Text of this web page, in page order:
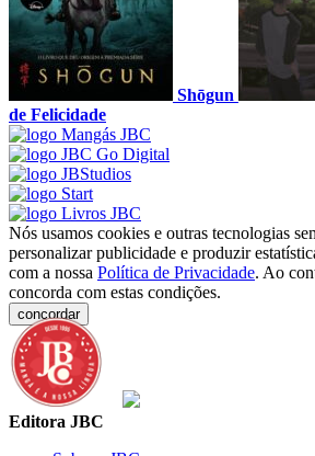
Shōgun
de Felicidade
Nós usamos cookies e outras tecnologias
personalizar publicidade e produzir
com a nossa Política de Privacidade. Ao
concorda com estas condições.
concordar
Editora JBC